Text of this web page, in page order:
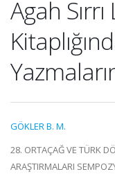
Agah
GÖKLER B. M.
28. ORTAÇAĞ VE TÜRK
ARAŞTIRMALARI